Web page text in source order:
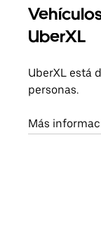
UberXL
UberXL está
personas.
Más